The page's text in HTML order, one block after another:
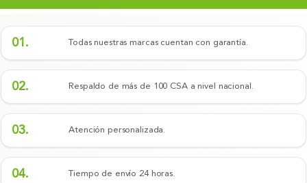
01. Todas nuestras marcas cuentan con garantía.
02. Respaldo de más de 100 CSA a nivel nacional.
03. Atención personalizada.
04. Tiempo de envío 24 horas.